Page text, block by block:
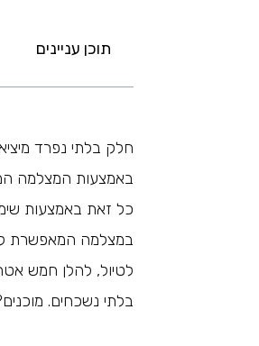
תוכן עניינים
חלק בלתי נפרד
באמצעות המצלמה
כל זאת באמצעות
במצלמה המאפשרת
לטיול, להלן חמש
בלתי נשכחים.